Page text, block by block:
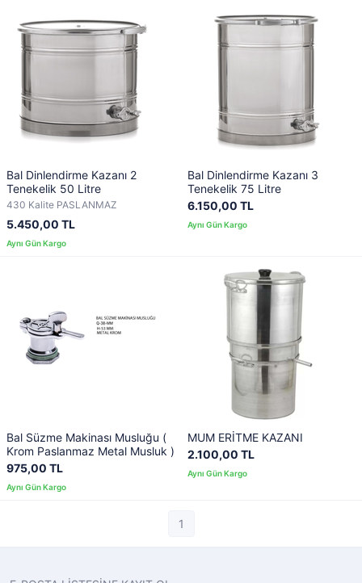
Bal Dinlendirme Kazanı 2
Tenekelik 50 Litre
430 Kalite PASLANMAZ
5.450,00 TL
Bal Dinlendirme Kazanı 3
Tenekelik 75 Litre
6.150,00 TL
Bal Süzme Makinası Musluğu (
Krom Paslanmaz Metal Musluk )
975,00 TL
MUM ERİTME KAZANI
2.100,00 TL
1